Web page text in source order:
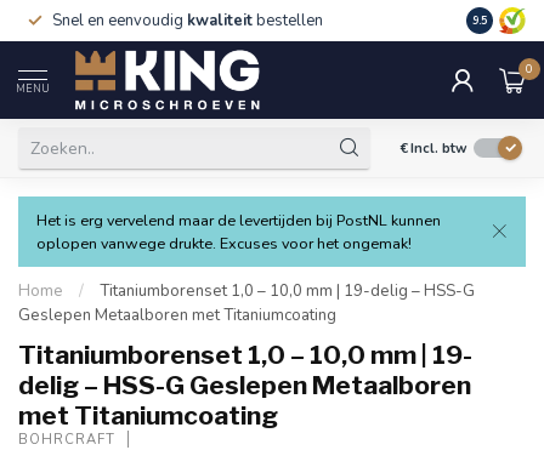
Snel en eenvoudig kwaliteitbestellen 9.5
MENU
0
€Incl. btw
Het is erg vervelend maar de levertijden bij PostNL kunnen
oplopen vanwege drukte. Excuses voor het ongemak!
Home /
Titaniumborenset 1,0 – 10,0 mm | 19-delig – HSS-G
Geslepen Metaalboren met Titaniumcoating
Titaniumborenset 1,0 – 10,0 mm | 19-
delig – HSS-G Geslepen Metaalboren
met Titaniumcoating
BOHRCRAFT